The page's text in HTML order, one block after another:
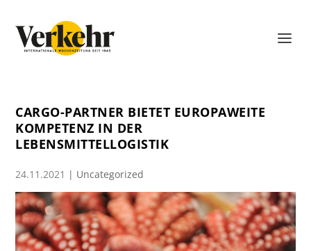
CARGO-PARTNER BIETET EUROPAWEITE
KOMPETENZ IN DER
LEBENSMITTELLOGISTIK
24.11.2021 | Uncategorized